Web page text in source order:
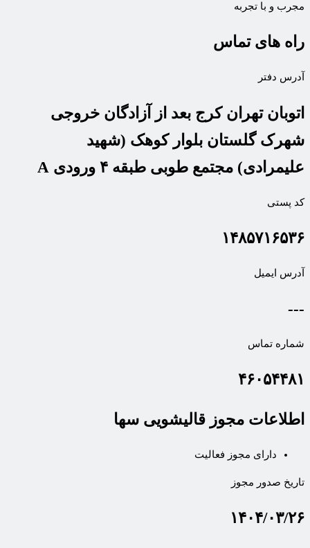
مجرب و با تجربه
راه های تماس
آدرس دفتر
اتوبان تهران کرج بعد از آزادگان خروجی
شهرک گلستان بلوار کوهک (شهید
علیمرادی) مجتمع طوبی طبقه ۴ ورودی A
کد پستی
۱۴۸۵۷۱۶۵۳۶
آدرس ایمیل
---
شماره تماس
۴۶۰۵۴۴۸۱
اطلاعات مجوز قالیشویی سها
دارای مجوز فعالیت
تاریخ صدور مجوز
۱۴۰۴/۰۳/۲۶